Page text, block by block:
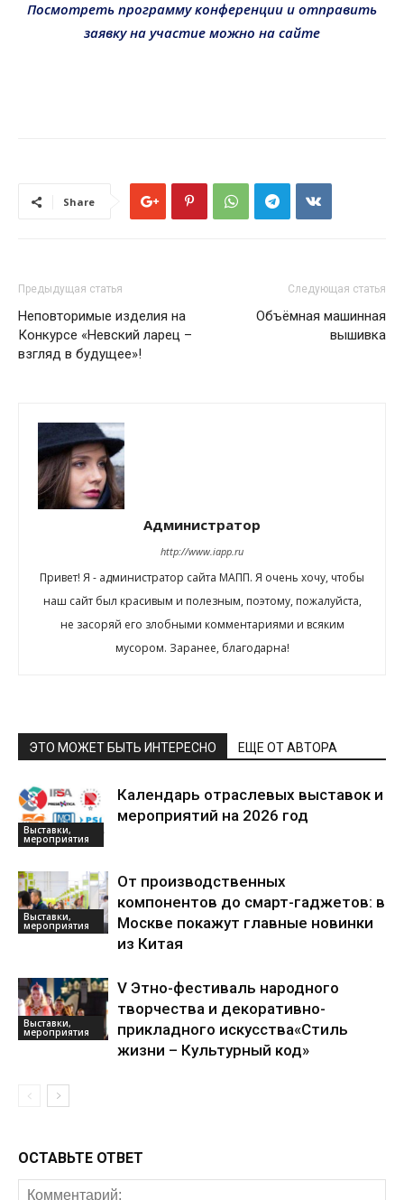
Посмотреть программу конференции и отправить
заявку на участие можно на сайте
Share
Предыдущая статья
Неповторимые изделия на
Конкурсе «Невский ларец –
взгляд в будущее»!
Следующая статья
Объёмная машинная
вышивка
Администратор
http://www.iapp.ru
Привет! Я - администратор сайта МАПП. Я очень хочу, чтобы
наш сайт был красивым и полезным, поэтому, пожалуйста,
не засоряй его злобными комментариями и всяким
мусором. Заранее, благодарна!
ЭТО МОЖЕТ БЫТЬ ИНТЕРЕСНО ЕЩЕ ОТ АВТОРА
Выставки,
мероприятия
Календарь отраслевых выставок и
мероприятий на 2026 год
Выставки,
мероприятия
От производственных
компонентов до смарт-гаджетов: в
Москве покажут главные новинки
из Китая
Выставки,
мероприятия
V Этно-фестиваль народного
творчества и декоративно-
прикладного искусства«Стиль
жизни – Культурный код»
ОСТАВЬТЕ ОТВЕТ